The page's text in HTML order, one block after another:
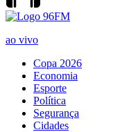
ao vivo
Copa 2026
Economia
Esporte
Política
Segurança
Cidades